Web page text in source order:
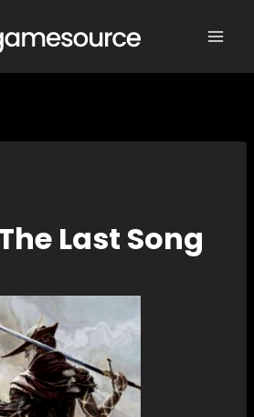
Last Song